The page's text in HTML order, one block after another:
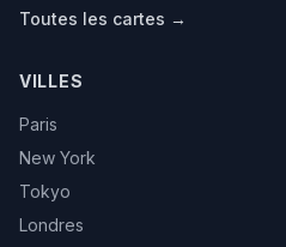
Toutes les cartes →
VILLES
Paris
New York
Tokyo
Londres